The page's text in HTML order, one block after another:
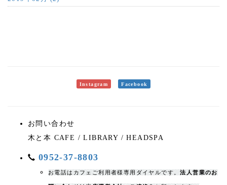
Instagram Facebook
お問い合わせ
木と本 CAFE / LIBRARY / HEADSPA
0952-37-8803
お電話はカフェご利用者様専用ダイヤルです。法人営業のお